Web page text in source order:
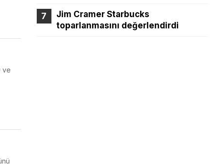
ve
Jim Cramer Starbucks
toparlanmasını değerlendirdi